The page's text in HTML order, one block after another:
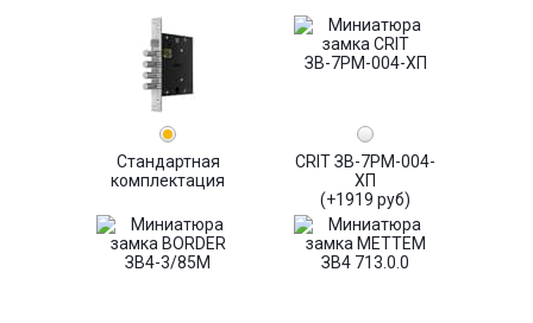
Стандартная
комплектация
CRIT ЗВ-7РМ-004-
ХП
(+1919 руб)